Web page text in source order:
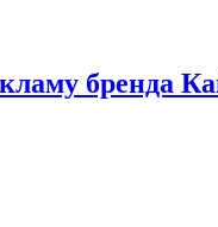
бренда